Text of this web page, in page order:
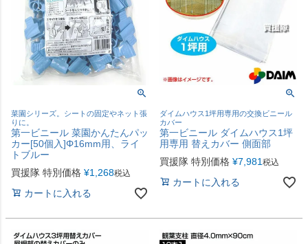
菜園シリーズ。シートの固定やネット張
りに。
第一ビニール 菜園かんたんパッ
カー[50個入]Φ16mm用、ライ
トブルー
買援隊 特別価格 ¥1,268税込
カートに入れる
ダイムハウス1坪用専用の交換ビニール
カバー
第一ビニール ダイムハウス1坪
用専用 替えカバー 側面部
買援隊 特別価格 ¥7,981 税込
カートに入れる